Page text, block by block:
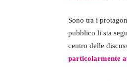
Sono tra i
pubblico li sta
centro delle
particolarmente